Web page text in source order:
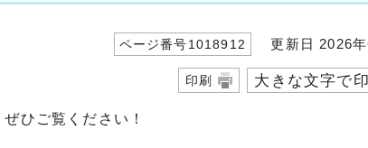
ページ番号1018912 更新日 2026年
印刷 大きな文字で
ひご覧ください！